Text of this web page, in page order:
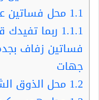
1.1 محل فساتين
1.1.1 ربما
جهات
1.2 محل الذوق